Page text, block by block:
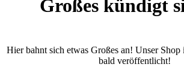
Großes kündigt
Hier bahnt sich etwas Großes an! Unser
bald veröffentlicht!